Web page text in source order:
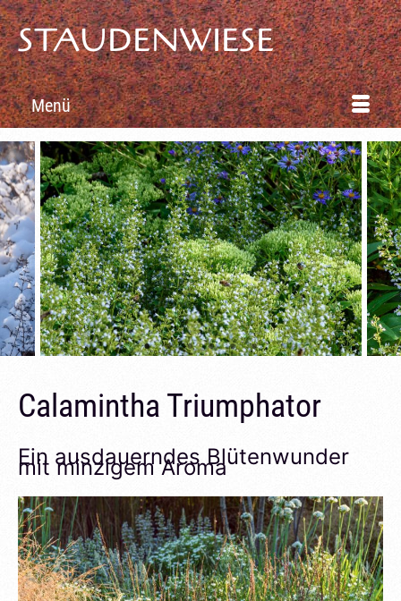
STAUDENWIESE
Menü
Calamintha Triumphator
Ein ausdauerndes Blütenwunder
mit minzigem Aroma